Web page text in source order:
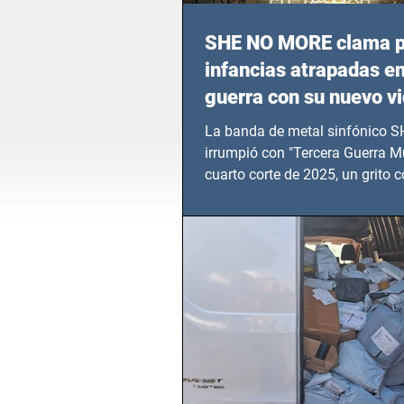
SHE NO MORE clama
infancias atrapadas
guerra con su nuevo
TERCERA GUERRA
La banda de metal sinfónico
irrumpió con "Tercera Guerra
cuarto corte de 2025, un grito
en epicentros bélicos.